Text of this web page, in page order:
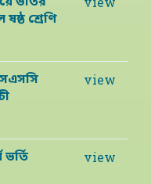
শ্রেণি
view
view
ভর্তি
view